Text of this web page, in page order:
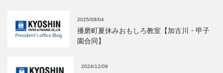
2025/09/04
播磨町夏休みおもしろ教室【加古川・甲子
園合同】
2024/12/09